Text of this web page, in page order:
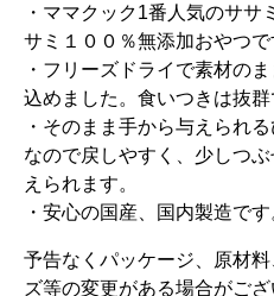
・ママクック1番人気のササ
サミ１００％無添加おやつで
・フリーズドライで素材の
込めました。食いつきは抜群
・そのまま手から与えられ
なので戻しやすく、少しつ
えられます。
・安心の国産、国内製造です
予告なくパッケージ、原材
ズ等の変更がある場合がご